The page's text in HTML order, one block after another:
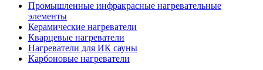
Промышленные инфракрасные нагревательные
элементы
Керамические нагреватели
Кварцевые нагреватели
Нагреватели для ИК сауны
Карбоновые нагреватели